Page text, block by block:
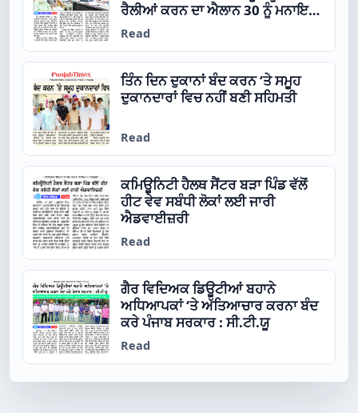
ਰੈਲੀਆਂ ਕਰਨ ਦਾ ਐਲਾਨ 30 ਨੂੰ ਮਨਾਇਆ
ਜਾਵੇਗਾ ‘ਸੀਟੂ’ ਦਾ ਸਥਾਪਨਾ ਦਿਵਸ
Read
ਤਿੰਨ ਦਿਨ ਦੁਕਾਨਾਂ ਬੰਦ ਕਰਨ ‘ਤੇ ਸਮੂਹ
ਦੁਕਾਨਦਾਰਾਂ ਵਿਚ ਨਹੀਂ ਬਣੀ ਸਹਿਮਤੀ
Read
ਕਮਿਊਨਿਟੀ ਹੈਲਥ ਸੈਂਟਰ ਬੜਾ ਪਿੰਡ ਵੱਲੋਂ
ਹੀਟ ਵੇਵ ਸਬੰਧੀ ਲੋਕਾਂ ਲਈ ਜਾਰੀ
ਐਡਵਾਈਜ਼ਰੀ
Read
ਗੈਰ ਵਿਦਿਅਕ ਡਿਊਟੀਆਂ ਬਹਾਨੇ
ਅਧਿਆਪਕਾਂ ‘ਤੇ ਅੱਤਿਆਚਾਰ ਕਰਨਾ ਬੰਦ
ਕਰੇ ਪੰਜਾਬ ਸਰਕਾਰ : ਸੀ.ਟੀ.ਯੂ
Read